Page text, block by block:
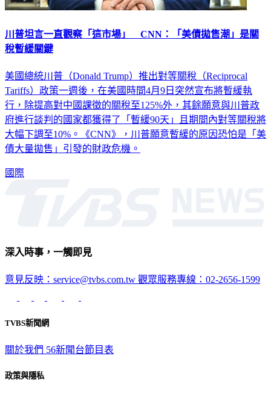
川普坦言一直觀察「這市場」 CNN：「美債拋售潮」是關
稅暫緩關鍵
美國總統川普（Donald Trump）推出對等關稅（Reciprocal
Tariffs）政策一週後，在美國時間4月9日突然宣布將暫緩執
行，除提高對中國課徵的關稅至125%外，其餘願意與川普政
府進行談判的國家都獲得了「暫緩90天」且期間內對等關稅將
大幅下調至10%。《CNN》，川普願意暫緩的原因恐怕是「美
債大量拋售」引發的財政危機。
國際
深入時事，一觸即見
意見反映：service@tvbs.com.tw 觀眾服務專線：02-2656-1599
TVBS新聞網
關於我們 56新聞台節目表
政策與隱私